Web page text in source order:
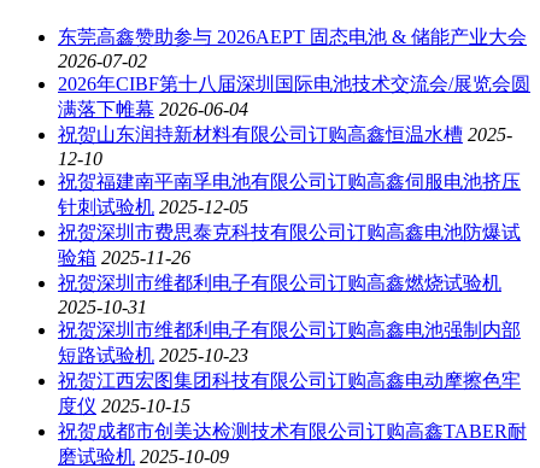
东莞高鑫赞助参与 2026AEPT 固态电池 & 储能产业大会
2026-07-02
2026年CIBF第十八届深圳国际电池技术交流会/展览会圆
满落下帷幕 2026-06-04
祝贺山东润持新材料有限公司订购高鑫恒温水槽 2025-
12-10
祝贺福建南平南孚电池有限公司订购高鑫伺服电池挤压
针刺试验机 2025-12-05
祝贺深圳市费思泰克科技有限公司订购高鑫电池防爆试
验箱 2025-11-26
祝贺深圳市维都利电子有限公司订购高鑫燃烧试验机
2025-10-31
祝贺深圳市维都利电子有限公司订购高鑫电池强制内部
短路试验机 2025-10-23
祝贺江西宏图集团科技有限公司订购高鑫电动摩擦色牢
度仪 2025-10-15
祝贺成都市创美达检测技术有限公司订购高鑫TABER耐
磨试验机 2025-10-09